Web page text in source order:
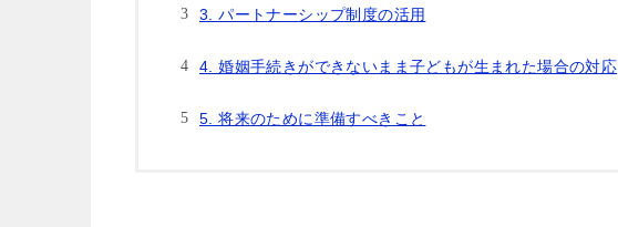
3. パートナーシップ制度の活用
4. 婚姻手続きができないまま子どもが生まれた場合の対応
5. 将来のために準備すべきこと